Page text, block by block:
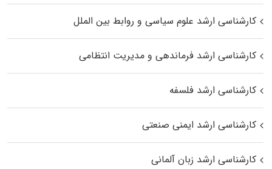
کارشناسی ارشد علوم سیاسی و روابط بین الملل
کارشناسی ارشد فرماندهی و مدیریت انتظامی
کارشناسی ارشد فلسفه
کارشناسی ارشد ایمنی صنعتی
کارشناسی ارشد زبان آلمانی